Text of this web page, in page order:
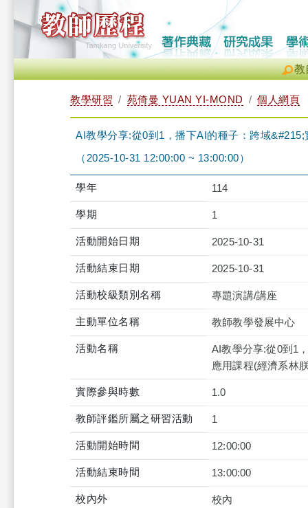
教
教學研習 苑倚曼 YUAN YI-MOND 個人網頁
AI教學分享:從0到1，播下AI的種子：跨域
（2025-10-31 12:00:00 ~ 13:00:00）
學年 114
學期 1
活動開始日期 2025-10-31
活動結束日期 2025-10-31
活動校級類別名稱 專題演講/講座
主動單位名稱 教師教學發展中心
活動名稱
AI教學分享:從0到1
應用課程(經濟系林
實際參與時數 1.0
教師評鑑所屬之研習活動 1
活動開始時間 12:00:00
活動結束時間 13:00:00
校內外 校內